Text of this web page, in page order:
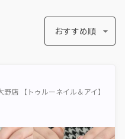
おすすめ順
野店 【トゥルーネイル＆アイ】